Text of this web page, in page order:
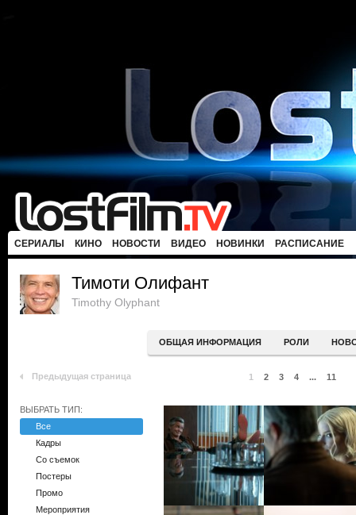
СЕРИАЛЫ КИНО НОВОСТИ ВИДЕО НОВИНКИ РАСПИСАНИЕ
Тимоти Олифант
Timothy Olyphant
ОБЩАЯ ИНФОРМАЦИЯ РОЛИ
Предыдущая страница 1 2 3 4 ... 11
ВЫБРАТЬ ТИП:
Все
Кадры
Со съемок
Постеры
Промо
Мероприятия